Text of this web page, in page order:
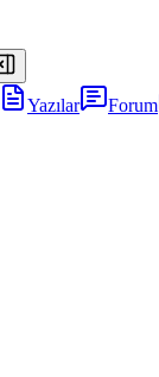
Yazılar Forum